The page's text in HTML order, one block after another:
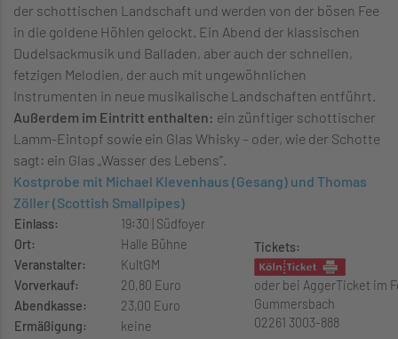
der schottischen Landschaft und werden von der bösen Fee
in die goldene Höhlen gelockt. Ein Abend der klassischen
Dudelsackmusik und Balladen, aber auch der schnellen,
fetzigen Melodien, der auch mit ungewöhnlichen
Instrumenten in neue musikalische Landschaften entführt.
Außerdem im Eintritt enthalten: ein zünftiger schottischer
Lamm-Eintopf sowie ein Glas Whisky – oder, wie der Schotte
sagt: ein Glas „Wasser des Lebens”.
Kostprobe mit Michael Klevenhaus (Gesang) und Thomas
Zöller (Scottish Smallpipes)
Einlass:
19:30 | Südfoyer
Tickets:
oder bei AggerTicket im
Gummersbach
02261 3003-888
Ort:
Halle Bühne
Veranstalter:
KultGM
Vorverkauf:
20,80 Euro
Abendkasse:
23,00 Euro
Ermäßigung:
keine